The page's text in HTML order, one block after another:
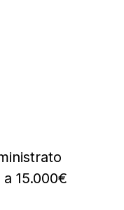
15.000€